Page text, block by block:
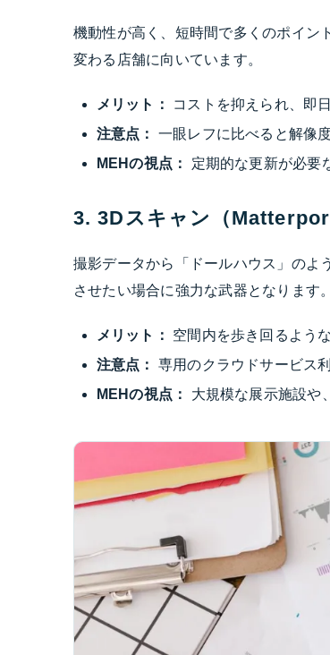
機動性が高く、短時間で多くのポイン
変わる店舗に向いています。
メリット：
コストを抑えられ、即
注意点：
一眼レフに比べると解像
MEHの視点：
定期的な更新が必要
3. 3Dスキャン（
撮影データから「ドールハウス」のよ
させたい場合に強力な武器となります。
メリット：
空間内を歩き回るよう
注意点：
専用のクラウドサービス
MEHの視点：
大規模な展示施設や